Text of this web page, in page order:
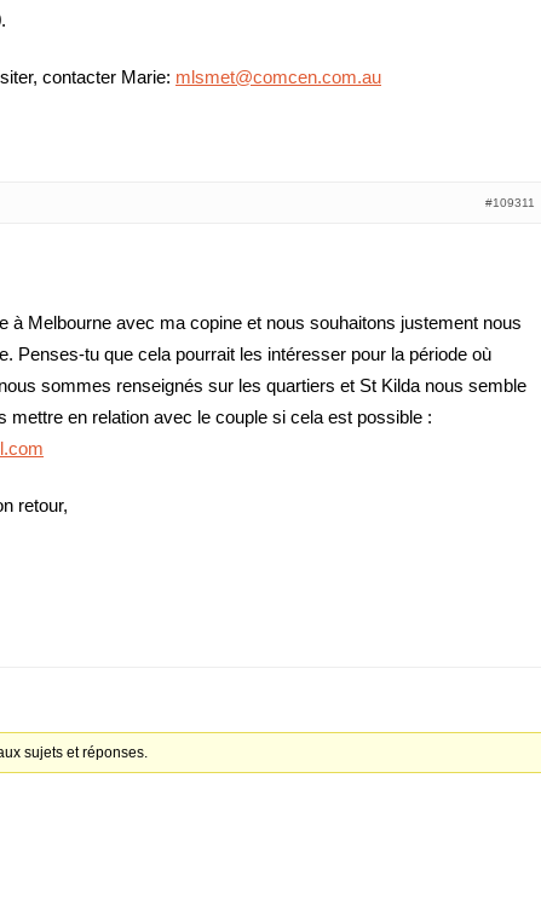
contacter Marie: mlsmet@comcen.com.au
#109311
à Melbourne avec ma copine et nous souhaitons justement nous
Penses-tu que cela pourrait les intéresser pour la période où
sommes renseignés sur les quartiers et St Kilda nous semble
mettre en relation avec le couple si cela est possible :
retour,
sujets et réponses.